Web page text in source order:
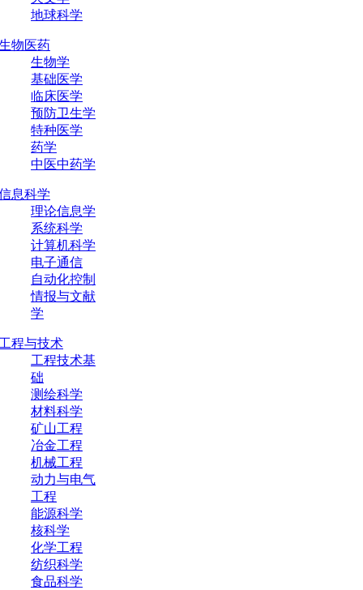
地球科学
物医药
生物学
基础医学
临床医学
预防卫生学
特种医学
药学
中医中药学
息科学
理论信息学
系统科学
计算机科学
电子通信
自动化控制
情报与文献
学
程与技术
工程技术基
础
测绘科学
材料科学
矿山工程
冶金工程
机械工程
动力与电气
工程
能源科学
核科学
化学工程
纺织科学
食品科学